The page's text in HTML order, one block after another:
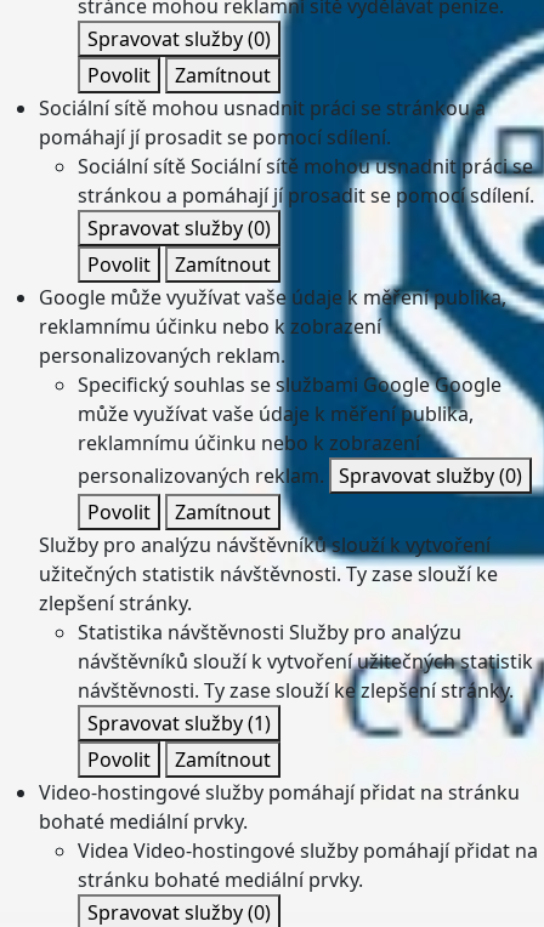
stránce mohou reklamní sítě vydělávat peníze.
Spravovat služby(0)
Povolit
Zamítnout
Sociální sítě mohou usnadnit práci se stránkou a
pomáhají jí prosadit se pomocí sdílení.
Sociální sítěSociální sítě mohou usnadnit práci se
stránkou a pomáhají jí prosadit se pomocí sdílení.
Spravovat služby(0)
Povolit
Zamítnout
Google může využívat vaše údaje k měření publika,
reklamnímu účinku nebo k zobrazení
personalizovaných reklam.
Specifický souhlas se službami GoogleGoogle
může využívat vaše údaje k měření publika,
reklamnímu účinku nebo k zobrazení
personalizovaných reklam. Spravovat služby(0)
Povolit
Zamítnout
Služby pro analýzu návštěvníků slouží k vytvoření
užitečných statistik návštěvnosti. Ty zase slouží ke
zlepšení stránky.
Statistika návštěvnosti Služby pro analýzu
návštěvníků slouží k vytvoření užitečných statistik
návštěvnosti. Ty zase slouží ke zlepšení stránky.
Spravovat služby(1)
Povolit
Zamítnout
Video-hostingové služby pomáhají přidat na stránku
bohaté mediální prvky.
Videa Video-hostingové služby pomáhají přidat na
stránku bohaté mediální prvky.
Spravovat služby(0)